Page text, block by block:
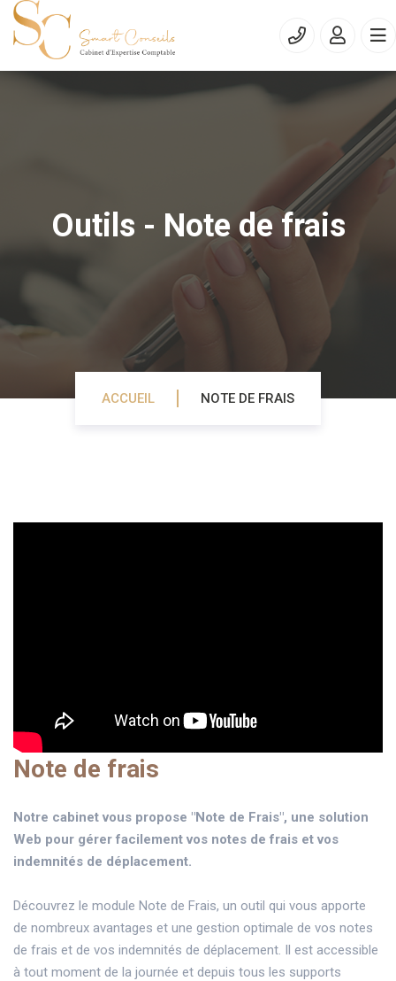
Outils - Note de frais
ACCUEIL NOTE DE FRAIS
Note de frais
Notre cabinet vous propose "Note de Frais", une solution
Web pour gérer facilement vos notes de frais et vos
indemnités de déplacement.
Découvrez le module Note de Frais, un outil qui vous apporte
de nombreux avantages et une gestion optimale de vos notes
de frais et de vos indemnités de déplacement. Il est accessible
à tout moment de la journée et depuis tous les supports